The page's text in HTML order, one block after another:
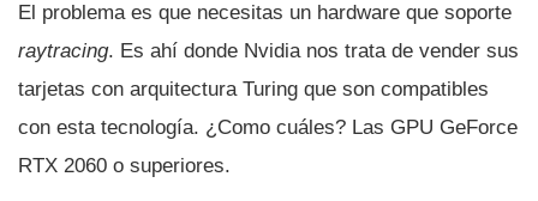
El problema es que necesitas un hardware que soporte
raytracing. Es ahí­ donde Nvidia nos trata de vender sus
tarjetas con arquitectura Turing que son compatibles
con esta tecnologí­a. ¿Como cuáles? Las GPU GeForce
RTX 2060 o superiores.